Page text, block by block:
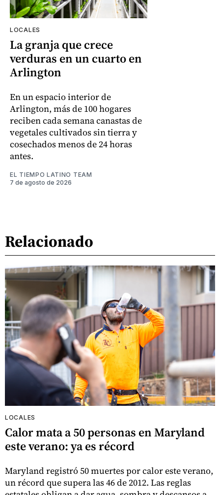
LOCALES
La granja que crece
verduras en un cuarto en
Arlington
En un espacio interior de
Arlington, más de 100 hogares
reciben cada semana canastas de
vegetales cultivados sin tierra y
cosechados menos de 24 horas
antes.
EL TIEMPO LATINO TEAM
7 de agosto de 2026
Relacionado
LOCALES
Calor mata a 50 personas en Maryland
este verano: ya es récord
Maryland registró 50 muertes por calor este verano,
un récord que supera las 46 de 2012. Las reglas